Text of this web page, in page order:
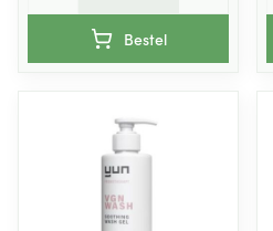
Bestel